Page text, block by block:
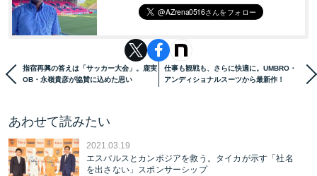
指宿再興の答えは「サッカー大会」。鹿実
OB・永嶺貴彦が協賛に込めた思い
仕事も観戦も、さらに快適に。UMBRO・
アンディショナルスーツから最新作！
あわせて読みたい
2021.03.19
エスパルスとカンボジアを救う。タイカが示す「社名
を出さない」スポンサーシップ